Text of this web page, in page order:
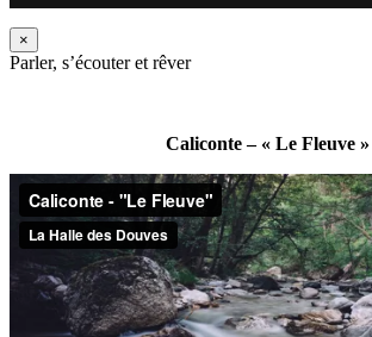
×
Parler, s’écouter et rêver
Caliconte – « Le Fleuve »